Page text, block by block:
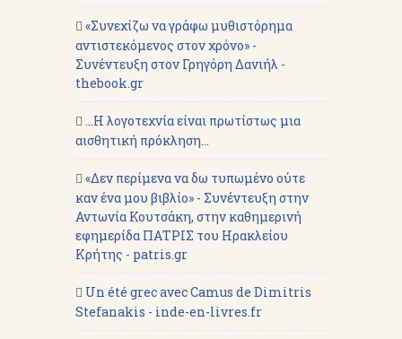
«Συνεχίζω να γράφω μυθιστόρημα
αντιστεκόμενος στον χρόνο» -
Συνέντευξη στον Γρηγόρη Δανιήλ -
thebook.gr
...Η λογοτεχνία είναι πρωτίστως μια
αισθητική πρόκληση...
«Δεν περίμενα να δω τυπωμένο ούτε
καν ένα μου βιβλίο» - Συνέντευξη στην
Αντωνία Κουτσάκη, στην καθημερινή
εφημερίδα ΠΑΤΡΙΣ του Ηρακλείου
Κρήτης - patris.gr
Un été grec avec Camus de Dimitris
Stefanakis - inde-en-livres.fr